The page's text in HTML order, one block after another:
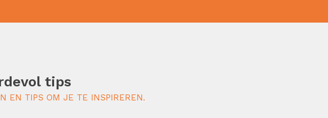
tips
EN TIPS OM JE TE INSPIREREN.